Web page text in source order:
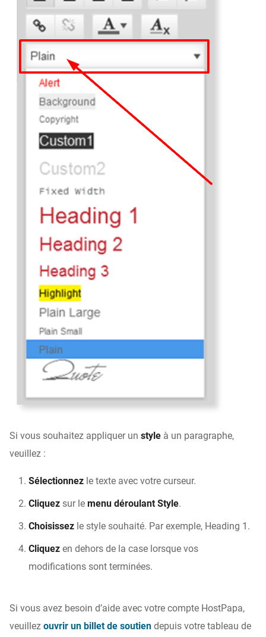
Si vous souhaitez appliquer un style à un paragraphe,
veuillez :
Sélectionnez le texte avec votre curseur.
Cliquez sur le menu déroulant Style.
Choisissez le style souhaité. Par exemple, Heading 1.
Cliquez en dehors de la case lorsque vos
modifications sont terminées.
Si vous avez besoin d’aide avec votre compte HostPapa,
veuillez ouvrir un billet de soutien depuis votre tableau de